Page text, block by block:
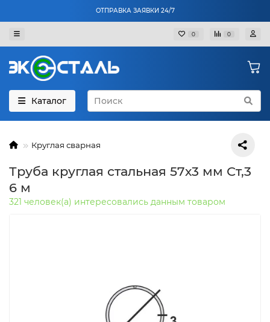
ОТПРАВКА ЗАЯВКИ 24/7
0 0
Каталог
Круглая сварная
Труба круглая стальная 57х3 мм Ст,3
6 м
321 человек(а) интересовались данным товаром